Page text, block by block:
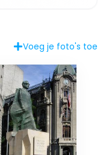
Voeg je foto's toe